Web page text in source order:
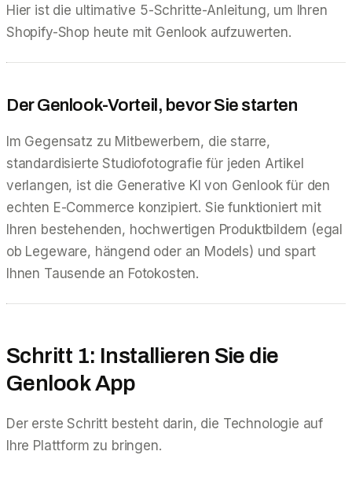
Hier ist die ultimative 5-Schritte-Anleitung, um Ihren
Shopify-Shop heute mit Genlook aufzuwerten.
Der Genlook-Vorteil, bevor Sie starten
Im Gegensatz zu Mitbewerbern, die starre,
standardisierte Studiofotografie für jeden Artikel
verlangen, ist die Generative KI von Genlook für den
echten E-Commerce konzipiert. Sie funktioniert mit
Ihren bestehenden, hochwertigen Produktbildern (egal
ob Legeware, hängend oder an Models) und spart
Ihnen Tausende an Fotokosten.
Schritt 1: Installieren Sie die
Genlook App
Der erste Schritt besteht darin, die Technologie auf
Ihre Plattform zu bringen.